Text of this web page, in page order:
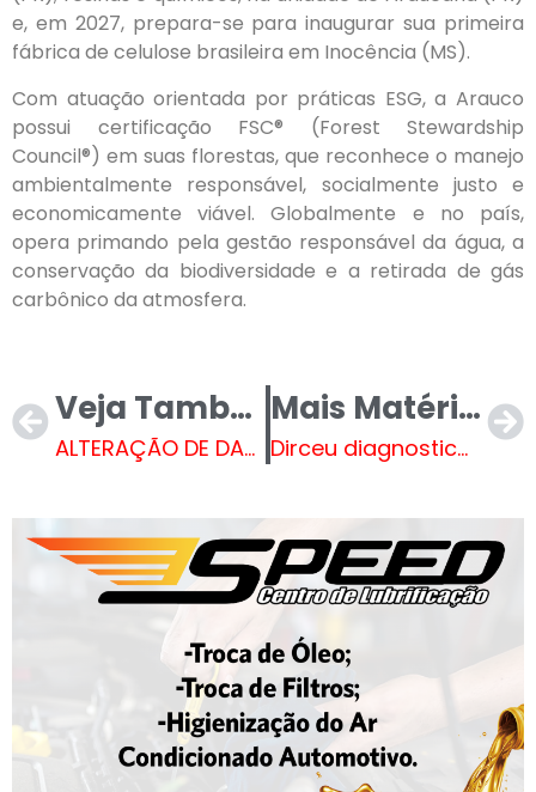
e, em 2027, prepara-se para inaugurar sua primeira
fábrica de celulose brasileira em Inocência (MS).
Com atuação orientada por práticas ESG, a Arauco
possui certificação FSC® (Forest Stewardship
Council®) em suas florestas, que reconhece o manejo
ambientalmente responsável, socialmente justo e
economicamente viável. Globalmente e no país,
opera primando pela gestão responsável da água, a
conservação da biodiversidade e a retirada de gás
carbônico da atmosfera.
Veja Também
ALTERAÇÃO DE DATA! ACITL
Mais Matérias
Dirceu diagnosticado com linfoma, tipo de câncer